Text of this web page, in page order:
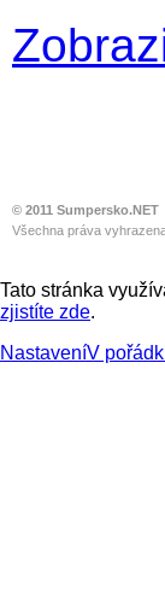
© 2011 Sumpersko.NET
Všechna práva
Tato stránka
zjistíte zde.
NastaveníV